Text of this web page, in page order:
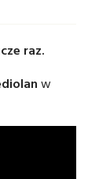
raz.
w